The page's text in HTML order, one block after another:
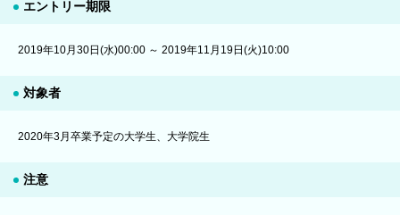
エントリー期限
2019年10月30日(水)00:00 ～ 2019年11月19日(火)10:00
対象者
2020年3月卒業予定の大学生、大学院生
注意